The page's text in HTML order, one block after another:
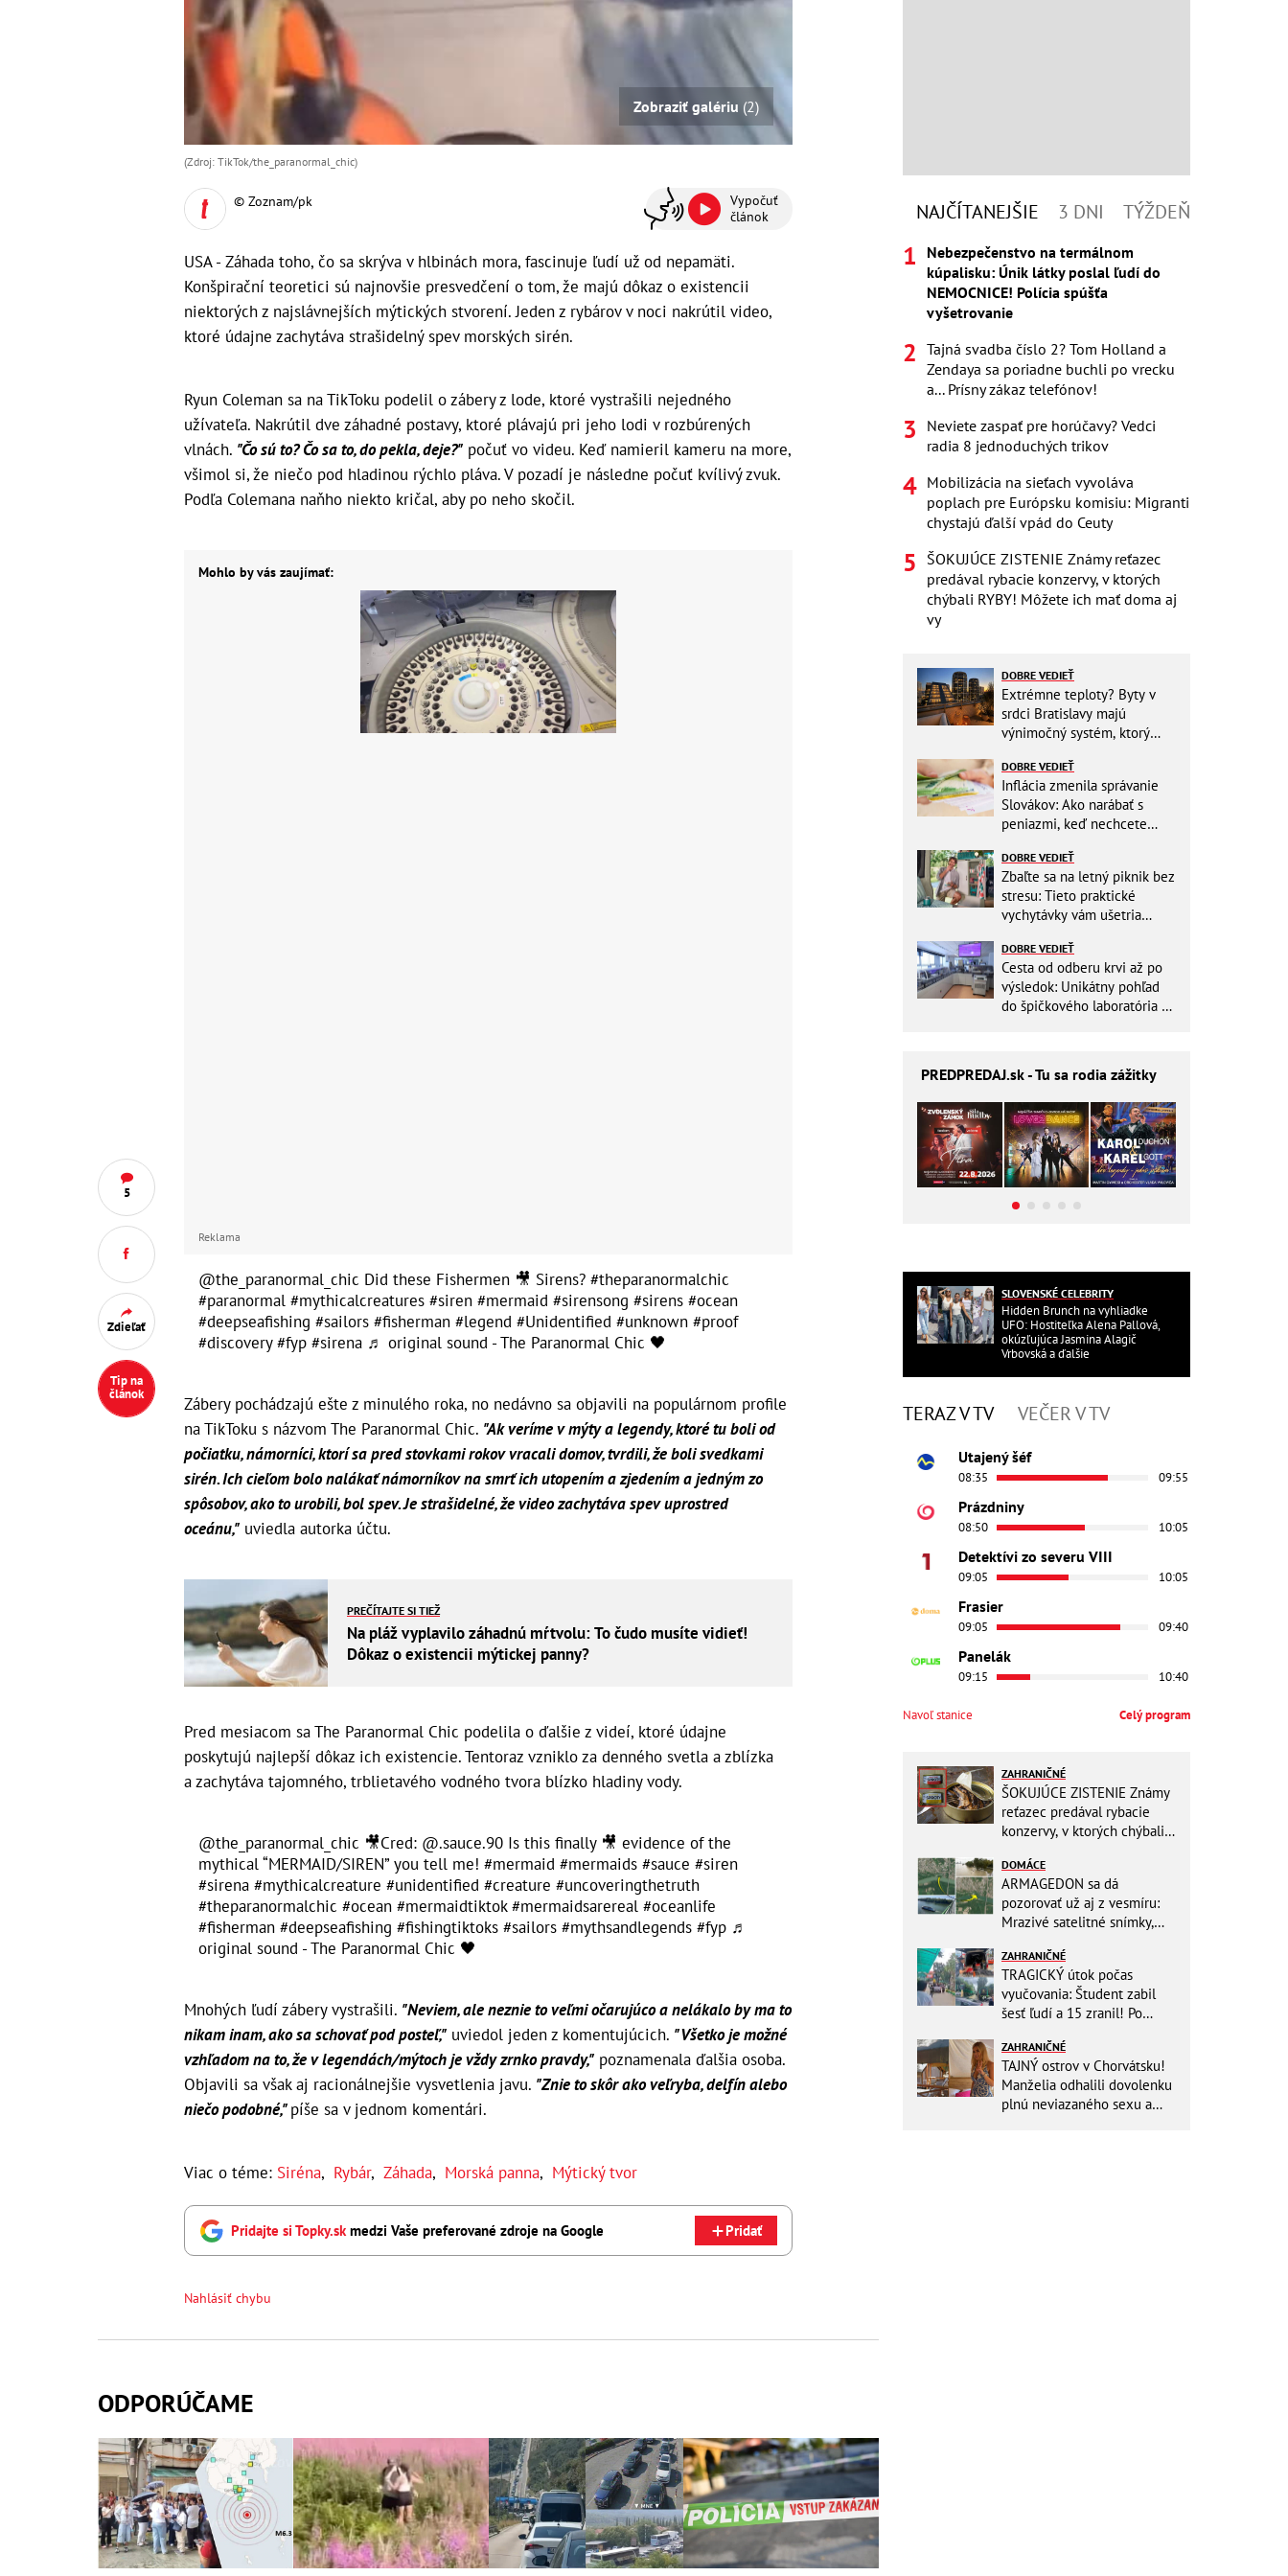
5
Zdieľať
Tip na
článok
Zobraziť galériu (2)
(Zdroj: TikTok/the_paranormal_chic)
© Zoznam/pk
Vypočuť
článok
USA - Záhada toho, čo sa skrýva v hlbinách mora, fascinuje ľudí už od nepamäti.
Konšpirační teoretici sú najnovšie presvedčení o tom, že majú dôkaz o existencii
niektorých z najslávnejších mýtických stvorení. Jeden z rybárov v noci nakrútil video,
ktoré údajne zachytáva strašidelný spev morských sirén.
Ryun Coleman sa na TikToku podelil o zábery z lode, ktoré vystrašili nejedného
užívateľa. Nakrútil dve záhadné postavy, ktoré plávajú pri jeho lodi v rozbúrených
vlnách. "Čo sú to? Čo sa to, do pekla, deje?" počuť vo videu. Keď namieril kameru na more,
všimol si, že niečo pod hladinou rýchlo pláva. V pozadí je následne počuť kvílivý zvuk.
Podľa Colemana naňho niekto kričal, aby po neho skočil.
Mohlo by vás zaujímať:
Reklama
@the_paranormal_chic Did these Fishermen 🎥 Sirens? #theparanormalchic
#paranormal #mythicalcreatures #siren #mermaid #sirensong #sirens #ocean
#deepseafishing #sailors #fisherman #legend #Unidentified #unknown #proof
#discovery #fyp #sirena ♬ original sound - The Paranormal Chic 🖤
Zábery pochádzajú ešte z minulého roka, no nedávno sa objavili na populárnom profile
na TikToku s názvom The Paranormal Chic. "Ak veríme v mýty a legendy, ktoré tu boli od
počiatku, námorníci, ktorí sa pred stovkami rokov vracali domov, tvrdili, že boli svedkami
sirén. Ich cieľom bolo nalákať námorníkov na smrť ich utopením a zjedením a jedným zo
spôsobov, ako to urobili, bol spev. Je strašidelné, že video zachytáva spev uprostred
oceánu," uviedla autorka účtu.
PREČÍTAJTE SI TIEŽ
Na pláž vyplavilo záhadnú mŕtvolu: To čudo musíte vidieť!
Dôkaz o existencii mýtickej panny?
Pred mesiacom sa The Paranormal Chic podelila o ďalšie z videí, ktoré údajne
poskytujú najlepší dôkaz ich existencie. Tentoraz vzniklo za denného svetla a zblízka
a zachytáva tajomného, trblietavého vodného tvora blízko hladiny vody.
@the_paranormal_chic 🎥Cred: @.sauce.90 Is this finally 🎥 evidence of the
mythical “MERMAID/SIREN” you tell me! #mermaid #mermaids #sauce #siren
#sirena #mythicalcreature #unidentified #creature #uncoveringthetruth
#theparanormalchic #ocean #mermaidtiktok #mermaidsarereal #oceanlife
#fisherman #deepseafishing #fishingtiktoks #sailors #mythsandlegends #fyp ♬
original sound - The Paranormal Chic 🖤
Mnohých ľudí zábery vystrašili. "Neviem, ale neznie to veľmi očarujúco a nelákalo by ma to
nikam inam, ako sa schovať pod posteľ," uviedol jeden z komentujúcich. "Všetko je možné
vzhľadom na to, že v legendách/mýtoch je vždy zrnko pravdy," poznamenala ďalšia osoba.
Objavili sa však aj racionálnejšie vysvetlenia javu. "Znie to skôr ako veľryba, delfín alebo
niečo podobné,"píše sa v jednom komentári.
Viac o téme: Siréna, Rybár, Záhada, Morská panna, Mýtický tvor
Pridajte si Topky.sk medzi Vaše preferované zdroje na Google Pridať
Nahlásiť chybu
ODPORÚČAME
NAJČÍTANEJŠIE 3 DNI TÝŽDEŇ
Nebezpečenstvo na termálnom
kúpalisku: Únik látky poslal ľudí do
NEMOCNICE! Polícia spúšťa
vyšetrovanie
Tajná svadba číslo 2? Tom Holland a
Zendaya sa poriadne buchli po vrecku
a... Prísny zákaz telefónov!
Neviete zaspať pre horúčavy? Vedci
radia 8 jednoduchých trikov
Mobilizácia na sieťach vyvoláva
poplach pre Európsku komisiu: Migranti
chystajú ďalší vpád do Ceuty
ŠOKUJÚCE ZISTENIE Známy reťazec
predával rybacie konzervy, v ktorých
chýbali RYBY! Môžete ich mať doma aj
vy
DOBRE VEDIEŤ
Extrémne teploty? Byty v
srdci Bratislavy majú
výnimočný systém, ktorý
DOBRE VEDIEŤ
Inflácia zmenila správanie
Slovákov: Ako narábať s
peniazmi, keď nechcete
DOBRE VEDIEŤ
Zbaľte sa na letný piknik bez
stresu: Tieto praktické
vychytávky vám ušetria
DOBRE VEDIEŤ
Cesta od odberu krvi až po
výsledok: Unikátny pohľad
do špičkového laboratória na
PREDPREDAJ.sk - Tu sa rodia zážitky
SLOVENSKÉ CELEBRITY
Hidden Brunch na vyhliadke
UFO: Hostiteľka Alena Pallová,
okúzľujúca Jasmina Alagič
Vrbovská a ďalšie
TERAZ V TV VEČER V TV
Utajený šéf
08:35 09:55
Prázdniny
08:50 10:05
Detektívi zo severu VIII
09:05 10:05
Frasier
09:05 09:40
Panelák
09:15 10:40
Navoľ stanice Celý program
ZAHRANIČNÉ
ŠOKUJÚCE ZISTENIE Známy
reťazec predával rybacie
konzervy, v ktorých chýbali
aj vy
DOMÁCE
ARMAGEDON sa dá
pozorovať už aj z vesmíru:
Mrazivé satelitné snímky,
vode ani stopy!
ZAHRANIČNÉ
TRAGICKÝ útok počas
vyučovania: Študent zabil
šesť ľudí a 15 zranil! Po
ZAHRANIČNÉ
TAJNÝ ostrov v Chorvátsku!
Manželia odhalili dovolenku
plnú neviazaného sexu a